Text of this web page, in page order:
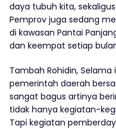
daya tubuh kita,
Pemprov juga sedang
di kawasan Pantai
dan keempat setiap
Tambah Rohidin,
pemerintah daerah
sangat bagus artinya
tidak hanya kegiatan-
Tapi kegiatan